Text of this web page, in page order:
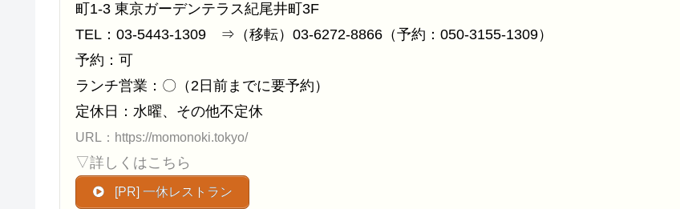
町1-3 東京ガーデンテラス紀尾井町3F
TEL：03-5443-1309 ⇒（移転）03-6272-8866（予約：050-3155-1309）
予約：可
ランチ営業：〇（2日前までに要予約）
定休日：水曜、その他不定休
URL：https://momonoki.tokyo/
▽詳しくはこちら
[PR] 一休レストラン